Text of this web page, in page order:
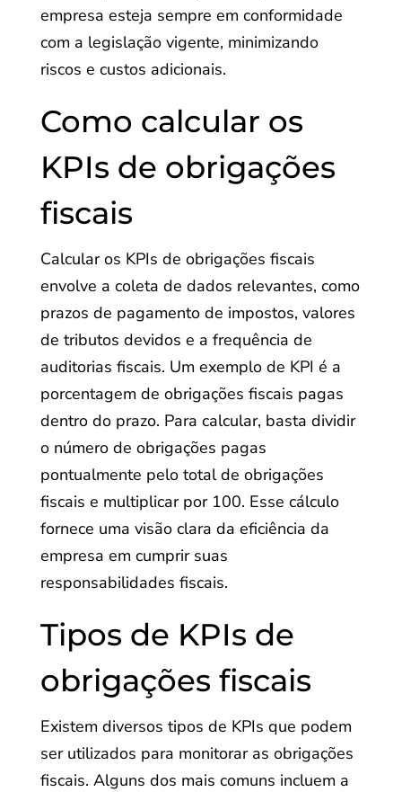
empresa esteja sempre em conformidade
com a legislação vigente, minimizando
riscos e custos adicionais.
Como calcular os
KPIs de obrigações
fiscais
Calcular os KPIs de obrigações fiscais
envolve a coleta de dados relevantes, como
prazos de pagamento de impostos, valores
de tributos devidos e a frequência de
auditorias fiscais. Um exemplo de KPI é a
porcentagem de obrigações fiscais pagas
dentro do prazo. Para calcular, basta dividir
o número de obrigações pagas
pontualmente pelo total de obrigações
fiscais e multiplicar por 100. Esse cálculo
fornece uma visão clara da eficiência da
empresa em cumprir suas
responsabilidades fiscais.
Tipos de KPIs de
obrigações fiscais
Existem diversos tipos de KPIs que podem
ser utilizados para monitorar as obrigações
fiscais. Alguns dos mais comuns incluem a